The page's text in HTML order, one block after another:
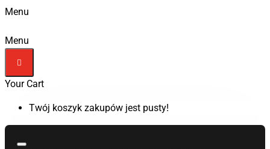
Menu
Menu
Your Cart
Twój koszyk zakupów jest pusty!